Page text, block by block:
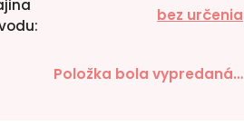
:
bez určenia
Položka bola vypredaná…